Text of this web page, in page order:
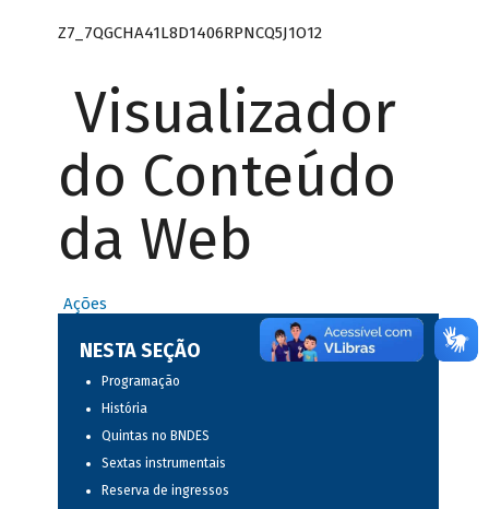
Z7_7QGCHA41L8D1406RPNCQ5J1O12
Visualizador
do Conteúdo
da Web
Ações
NESTA SEÇÃO
Programação
História
Quintas no BNDES
Sextas instrumentais
Reserva de ingressos